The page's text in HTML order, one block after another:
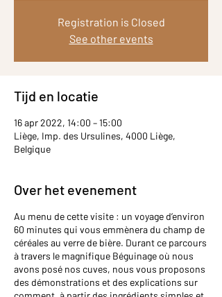
Registration is Closed
See other events
Tijd en locatie
16 apr 2022, 14:00 – 15:00
Liège, Imp. des Ursulines, 4000 Liège,
Belgique
Over het evenement
Au menu de cette visite : un voyage d’environ
60 minutes qui vous emmènera du champ de
céréales au verre de bière. Durant ce parcours
à travers le magnifique Béguinage où nous
avons posé nos cuves, nous vous proposons
des démonstrations et des explications sur